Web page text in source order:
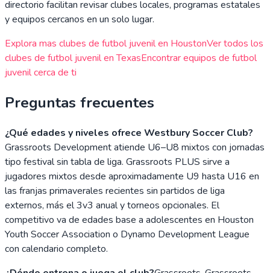
directorio facilitan revisar clubes locales, programas estatales
y equipos cercanos en un solo lugar.
Explora mas clubes de futbol juvenil en HoustonVer todos los
clubes de futbol juvenil enTexasEncontrar equipos de futbol
juvenil cerca de ti
Preguntas frecuentes
¿Qué edades y niveles ofrece Westbury Soccer Club?
Grassroots Development atiende U6–U8 mixtos con jornadas
tipo festival sin tabla de liga. Grassroots PLUS sirve a
jugadores mixtos desde aproximadamente U9 hasta U16 en
las franjas primaverales recientes sin partidos de liga
externos, más el 3v3 anual y torneos opcionales. El
competitivo va de edades base a adolescentes en Houston
Youth Soccer Association o Dynamo Development League
con calendario completo.